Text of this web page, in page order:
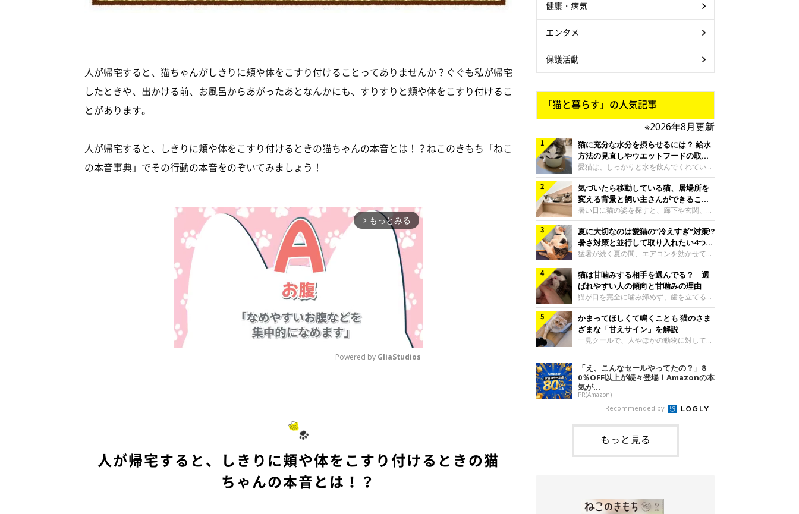
人が帰宅すると、猫ちゃんがしきりに頬や体をこすり付けることってありませんか？ぐぐも私が帰宅
したときや、出かける前、お風呂からあがったあとなんかにも、すりすりと頬や体をこすり付けるこ
とがあります。
人が帰宅すると、しきりに頬や体をこすり付けるときの猫ちゃんの本音とは！？ねこのきもち「ねこ
の本音事典」でその行動の本音をのぞいてみましょう！
arrow_forward_ios もっとみる
Powered by GliaStudios
人が帰宅すると、しきりに頬や体をこすり付けるときの猫
ちゃんの本音とは！？
健康・病気
エンタメ
保護活動
「猫と暮らす」の人気記事
※2026年8月更新
猫に充分な水分を摂らせるには？ 給水
方法の見直しやウエットフードの取り
入れ方を解説
愛猫は、しっかりと水を飲んでくれていま
すか？ 夏場はエアコンで室内が涼しいこ
ともあり、猫があまり水を飲まないこと
も。積極的に水分を摂らせるためには、給
水方法を見直したり、フードから水分を摂
らせたりする方法があります。今回は獣医
師の重本仁先生に、猫に水分を摂らせるた
めにできるためできる工夫を教えていただ
きました。ボウルの高さを愛猫の好みにね
このきもち投稿写真ギャラリー水飲みボウ
ルの高さは、猫が飲むときに頭が胃より下
にならないように設定すると飲みやすいで
しょう。首を深く折り曲げずに済むため、
関節や食道への負
気づいたら移動している猫、居場所を
変える背景と飼い主さんができること
を獣医師が解説
暑い日に猫の姿を探すと、廊下や玄関、床
の上など、さっきまでとは違う場所にいる
ことがあります。何度も移動しているよう
に見えると、落ち着かないのかな、暑さで
つらいのかなと気になる場面もあるでしょ
う。猫が居場所を変える理由や、飼い主さ
んが整えたい環境などについて、ねこのき
もち獣医師相談室の山口みき先生に伺いま
した。 移動は、猫なりの快適さ選びねこ
のきもち投稿写真ギャラリー猫は家の中
で、自分にとって過ごしやすい場所を見つ
けるのが得意な動物です。 暑い季節に
は、風通しのよい場所やひんやりした床、
熱がこもりにくい場
夏に大切なのは愛猫の“冷えすぎ”対策⁉
暑さ対策と並行して取り入れたい4つの
工夫
猛暑が続く夏の間、エアコンを効かせて室
内を冷やしますよね。しかし、人にとって
は快適な温度でも、猫にとっては温度が低
すぎることも。暑さ対策と並行して、冷え
すぎ対策もしっかりと行うことが大切で
す。今回は獣医師の重本仁先生に、猫の冷
えすぎを防ぐ4つの対策を教えていただき
ました。（1） 冷房の効いていない部屋に
行き来できるようにするねこのきもち投稿
写真ギャラリー猫が寒いと感じたときに、
ましょう。冷房の効いていない部屋や廊下
へも自由に行き来できるように、ドアは猫
が通れる程度に
猫は甘噛みする相手を選んでる？ 選
ばれやすい人の傾向と甘噛みの理由
猫が口を完全に噛み締めず、歯を立てる程
度に噛む“甘噛み”。遊びやスキンシップの
ときに繰り出すことがありますが、同じ家
族でも噛まれる頻度に違いがあると感じる
ことも。ねこのきもちWEB MAGAZINEで
は、飼い主さんたちにアンケートを実施
感じる状況を教えてもらいました。また、
ねこのきもち獣医師相談室の原駿太朗先生
には、実際に猫は甘噛みする相手を選んで
いるのか、その真相をお聞きします。約6
割の飼い主さんが「甘噛みする相手を選ん
でいる」と感じていた※2026年5月実施
かまってほしくて鳴くことも 猫のさま
ざまな「甘えサイン」を解説
一見クールで、人やほかの動物に対してあ
まり求めないように見える猫。しかし、実
は甘えん坊な性格の猫も少なくありませ
ん。今回は猫たちが出している“甘えサイ
ン”について、帝京科学大学生命環境学部
アニマルサイエンス学科准教授の加隈良枝
先生に教えていただきました。鳴くのは、
かまってほしいサインねこのきもち投稿写
真ギャラリーもともと、子猫が親猫に対し
てお世話を求めるときに鳴き声を使いま
す。子猫なので「ニャー」よりもややか細
い「ミャア」といった鳴き声になります
「え、こんなセールやってたの？」8
0％OFF以上が続々登場！Amazonの本
気が...
PR(Amazon)
Recommended by
もっと見る